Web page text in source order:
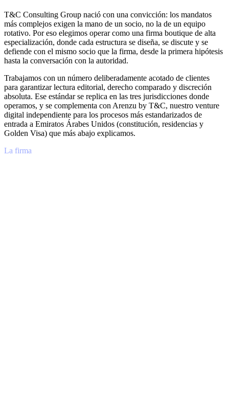
T&C Consulting Group nació con una convicción: los mandatos
más complejos exigen la mano de un socio, no la de un equipo
rotativo. Por eso elegimos operar como una firma boutique de alta
especialización, donde cada estructura se diseña, se discute y se
defiende con el mismo socio que la firma, desde la primera hipótesis
hasta la conversación con la autoridad.
Trabajamos con un número deliberadamente acotado de clientes
para garantizar lectura editorial, derecho comparado y discreción
absoluta. Ese estándar se replica en las tres jurisdicciones donde
operamos, y se complementa con Arenzu by T&C, nuestro venture
digital independiente para los procesos más estandarizados de
entrada a Emiratos Árabes Unidos (constitución, residencias y
Golden Visa) que más abajo explicamos.
La firma